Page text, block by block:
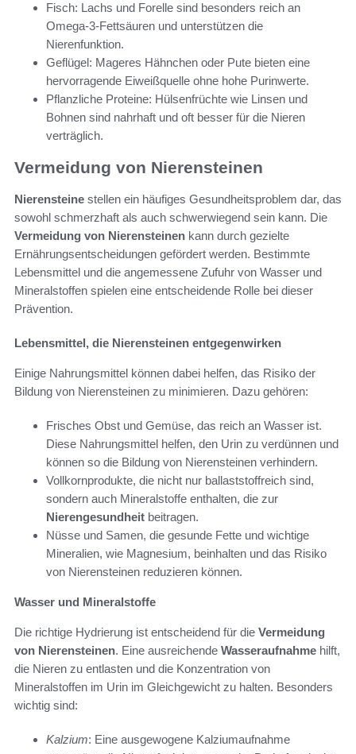
Fisch: Lachs und Forelle sind besonders reich an
Omega-3-Fettsäuren und unterstützen die
Nierenfunktion.
Geflügel: Mageres Hähnchen oder Pute bieten eine
hervorragende Eiweißquelle ohne hohe Purinwerte.
Pflanzliche Proteine: Hülsenfrüchte wie Linsen und
Bohnen sind nahrhaft und oft besser für die Nieren
verträglich.
Vermeidung von Nierensteinen
Nierensteine stellen ein häufiges Gesundheitsproblem dar, das
sowohl schmerzhaft als auch schwerwiegend sein kann. Die
Vermeidung von Nierensteinen kann durch gezielte
Ernährungsentscheidungen gefördert werden. Bestimmte
Lebensmittel und die angemessene Zufuhr von Wasser und
Mineralstoffen spielen eine entscheidende Rolle bei dieser
Prävention.
Lebensmittel, die Nierensteinen entgegenwirken
Einige Nahrungsmittel können dabei helfen, das Risiko der
Bildung von Nierensteinen zu minimieren. Dazu gehören:
Frisches Obst und Gemüse, das reich an Wasser ist.
Diese Nahrungsmittel helfen, den Urin zu verdünnen und
können so die Bildung von Nierensteinen verhindern.
Vollkornprodukte, die nicht nur ballaststoffreich sind,
sondern auch Mineralstoffe enthalten, die zur
Nierengesundheit beitragen.
Nüsse und Samen, die gesunde Fette und wichtige
Mineralien, wie Magnesium, beinhalten und das Risiko
von Nierensteinen reduzieren können.
Wasser und Mineralstoffe
Die richtige Hydrierung ist entscheidend für die Vermeidung
von Nierensteinen. Eine ausreichende Wasseraufnahme hilft,
die Nieren zu entlasten und die Konzentration von
Mineralstoffen im Urin im Gleichgewicht zu halten. Besonders
wichtig sind:
Kalzium: Eine ausgewogene Kalziumaufnahme